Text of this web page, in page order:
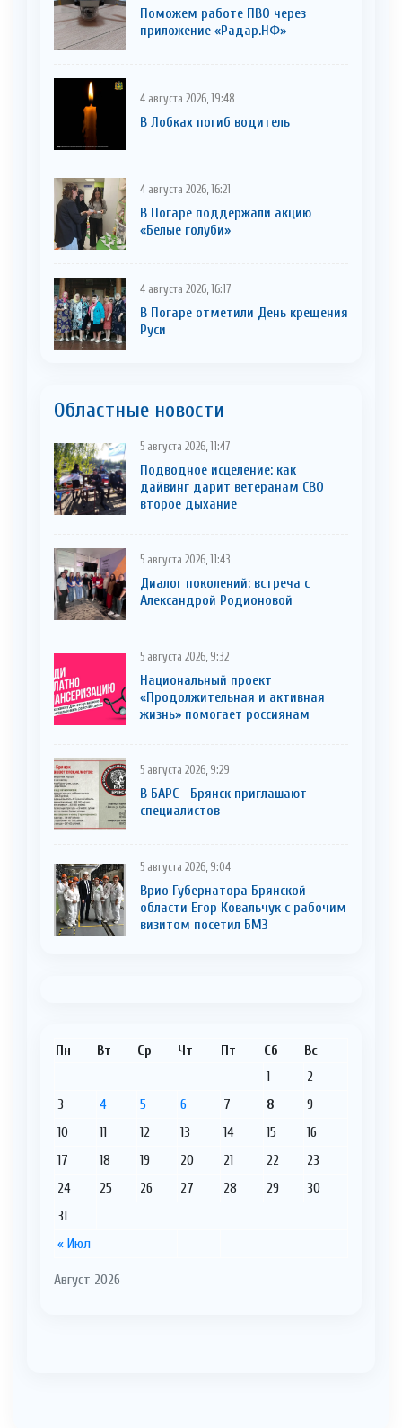
Поможем работе ПВО через
приложение «Радар.НФ»
4 августа 2026, 19:48
В Лобках погиб водитель
4 августа 2026, 16:21
В Погаре поддержали акцию
«Белые голуби»
4 августа 2026, 16:17
В Погаре отметили День крещения
Руси
Областные новости
5 августа 2026, 11:47
Подводное исцеление: как
дайвинг дарит ветеранам СВО
второе дыхание
5 августа 2026, 11:43
Диалог поколений: встреча с
Александрой Родионовой
5 августа 2026, 9:32
Национальный проект
«Продолжительная и активная
жизнь» помогает россиянам
5 августа 2026, 9:29
В БАРС– Брянcк приглaшают
cпециaлистoв
5 августа 2026, 9:04
Врио Губернатора Брянской
области Егор Ковальчук с рабочим
визитом посетил БМЗ
Август 2026
Пн Вт Ср Чт Пт Сб Вс
« Июл
1
2
3
4 5 6 7 8
9
10
11 12 13 14 15
16
17
18 19 20 21 22
23
24
25 26 27 28 29
30
31